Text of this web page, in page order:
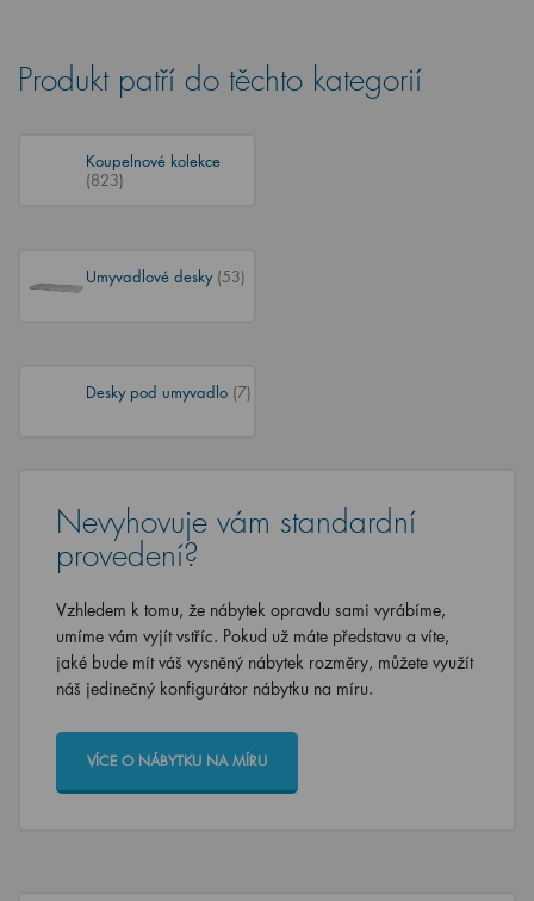
Produkt patří do těchto kategorií
Koupelnové kolekce
(823)
Umyvadlové desky (53)
Desky pod umyvadlo (7)
Nevyhovuje vám standardní
provedení?
Vzhledem k tomu, že nábytek opravdu sami vyrábíme,
umíme vám vyjít vstříc. Pokud už máte představu a víte,
jaké bude mít váš vysněný nábytek rozměry, můžete využít
náš jedinečný konfigurátor nábytku na míru.
VÍCE O NÁBYTKU NA MÍRU